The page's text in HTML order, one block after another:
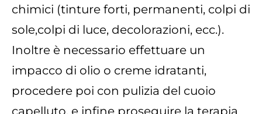
chimici (tinture forti, permanenti, colpi di
sole,colpi di luce, decolorazioni, ecc.).
Inoltre è necessario effettuare un
impacco di olio o creme idratanti,
procedere poi con pulizia del cuoio
capelluto, e infine proseguire la terapia